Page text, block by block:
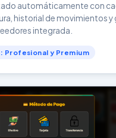
automáticamente con
historial de movimientos y
integrada.
Profesional y Premium